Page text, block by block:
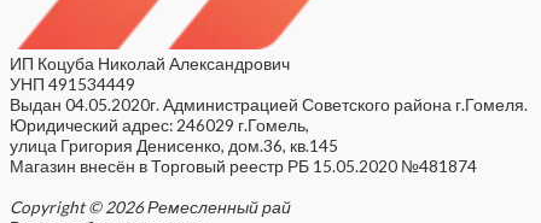
ИП Коцуба Николай Александрович
УНП 491534449
Выдан 04.05.2020г. Администрацией Советского района г.Гомеля.
Юридический адрес: 246029 г.Гомель,
улица Григория Денисенко, дом.36, кв.145
Магазин внесён в Торговый реестр РБ 15.05.2020 №481874
Copyright © 2026 Ремесленный рай